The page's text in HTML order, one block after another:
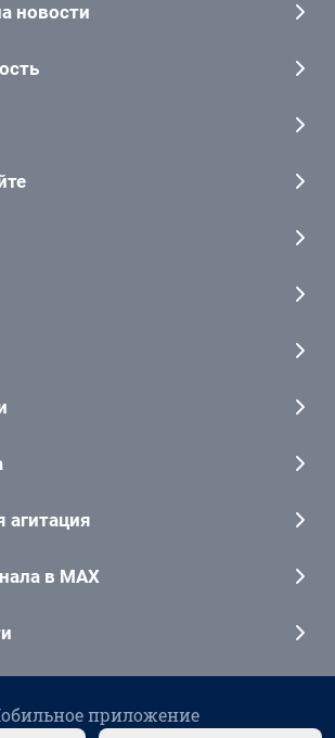
новости
в MAX
приложение